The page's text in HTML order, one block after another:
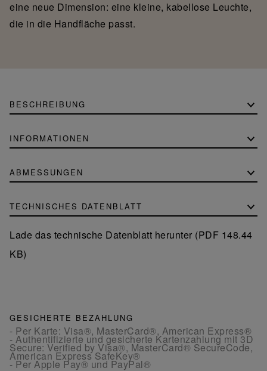
eine neue Dimension: eine kleine, kabellose Leuchte,
die in die Handfläche passt.
BESCHREIBUNG
INFORMATIONEN
ABMESSUNGEN
TECHNISCHES DATENBLATT
Lade das technische Datenblatt herunter (PDF 148.44
KB)
GESICHERTE BEZAHLUNG
- Per Karte: Visa®, MasterCard®, American Express®
- Authentifizierte und gesicherte Kartenzahlung mit 3D
Secure: Verified by Visa®, MasterCard® SecureCode,
American Express SafeKey®
- Per Apple Pay® und PayPal®